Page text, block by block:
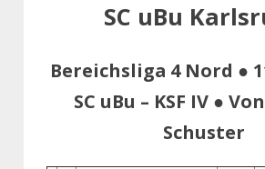
SC uBu
Bereichsliga 4 Nord ●
SC uBu – KSF IV ●
Schuster